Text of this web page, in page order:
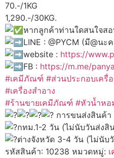
70.-/1KG
1,290.-/30KG.
หากลูกค้าท่านใดสนใจส
LINE : @PYCM (มี@นะ
website : https://
FB : https://m.me/
#เคมีภัณฑ์ #ส่วนประกอบเครื่
#เครื่องสำอาง
#ร้านขายเคมีภัณฑ์ #หัวน้ำหอ
การขนส่งสินค้า
กทม.1-2 วัน (ไม่นับวันส่งสิ
ต่างจังหวัด 3-4 วัน (ไม่นับ
รหัสสินค้า: 10238 หมวดหมู่: